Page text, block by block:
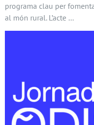
programa clau per
al món rural. L’acte …